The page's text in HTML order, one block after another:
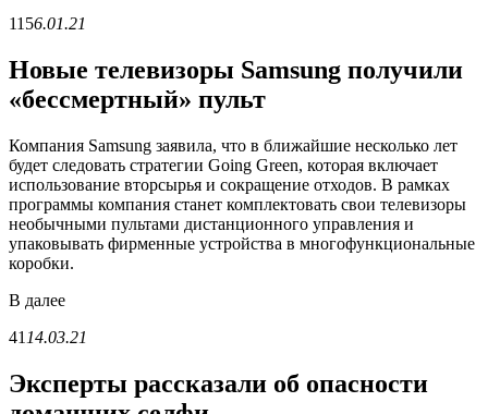
1156.01.21
Новые телевизоры Samsung получили
«бессмертный» пульт
Компания Samsung заявила, что в ближайшие несколько лет
будет следовать стратегии Going Green, которая включает
использование вторсырья и сокращение отходов. В рамках
программы компания станет комплектовать свои телевизоры
необычными пультами дистанционного управления и
упаковывать фирменные устройства в многофункциональные
коробки.
В далее
41 14.03.21
Эксперты рассказали об опасности